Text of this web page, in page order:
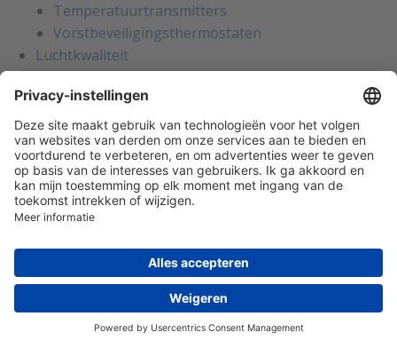
Temperatuurtransmitters
Vorstbeveiligingsthermostaten
Luchtkwaliteit
Koolmonoxide transmitters
Koolstofdioxide transmitters CO2
Vluchtige organische stoffen VOC
Binnenluchtkwaliteit
Luchtvochtigheid
Luchtvochtigheidstransmitters
Luchtsnelheid en flow
Flowsensoren voor ventilatiekanalen
Luchtsnelheidstransmitters
Licht en bewegingssensoren
Bewegingssensoren